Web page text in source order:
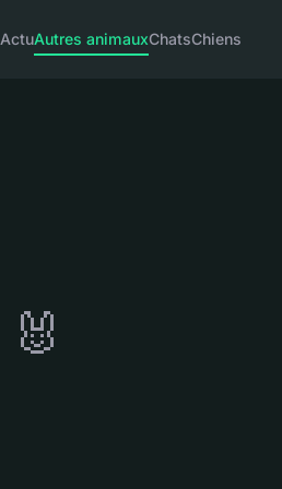
ActuAutres animauxChatsChiens
🐰